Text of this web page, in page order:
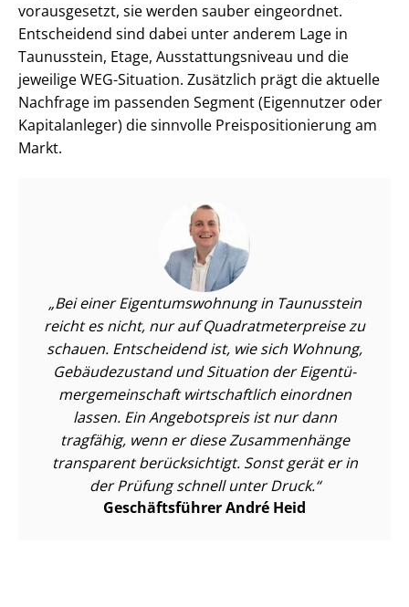
vorausgesetzt, sie werden sauber eingeordnet.
Entscheidend sind dabei unter anderem Lage in
Taunusstein, Etage, Aus­stat­tungs­ni­veau und die
jeweilige WEG-Situation. Zusätzlich prägt die aktuelle
Nachfrage im passenden Segment (Eigennutzer oder
Kapitalanleger) die sinnvolle Preis­po­si­tio­nie­rung am
Markt.
Bei einer Ei­gen­tums­woh­nung in Taunusstein
reicht es nicht, nur auf Qua­drat­me­ter­prei­se zu
schauen. Entscheidend ist, wie sich Wohnung,
Gebäudezustand und Situation der Ei­gen­tü­
mer­ge­mein­schaft wirtschaftlich einordnen
lassen. Ein Angebotspreis ist nur dann
tragfähig, wenn er diese Zusammenhänge
transparent berücksichtigt. Sonst gerät er in
der Prüfung schnell unter Druck.
Geschäftsführer André Heid